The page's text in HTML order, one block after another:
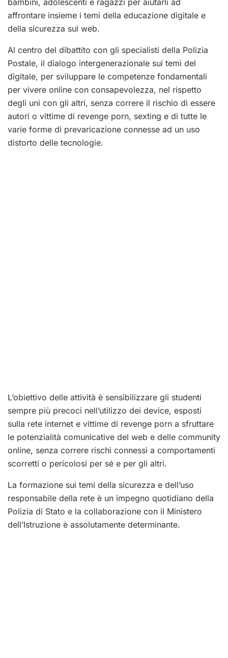
affrontare insieme i temi della educazione digitale e
della sicurezza sul web.
Al centro del dibattito con gli specialisti della Polizia
Postale, il dialogo intergenerazionale sui temi del
digitale, per sviluppare le competenze fondamentali
per vivere online con consapevolezza, nel rispetto
degli uni con gli altri, senza correre il rischio di essere
autori o vittime di revenge porn, sexting e di tutte le
varie forme di prevaricazione connesse ad un uso
distorto delle tecnologie.
L’obiettivo delle attività è sensibilizzare gli studenti
sempre più precoci nell’utilizzo dei device, esposti
sulla rete internet e vittime di revenge porn a sfruttare
le potenzialità comunicative del web e delle community
online, senza correre rischi connessi a comportamenti
scorretti o pericolosi per sé e per gli altri.
La formazione sui temi della sicurezza e dell’uso
responsabile della rete è un impegno quotidiano della
Polizia di Stato e la collaborazione con il Ministero
dell’Istruzione è assolutamente determinante.